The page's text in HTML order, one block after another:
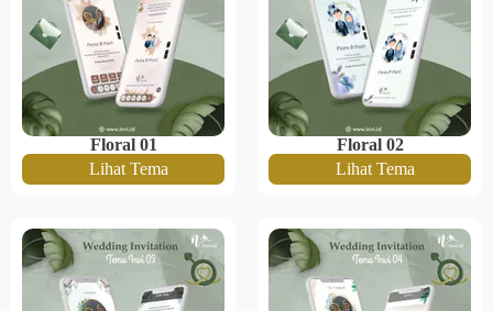
Floral 01
Lihat Tema
Floral 02
Lihat Tema